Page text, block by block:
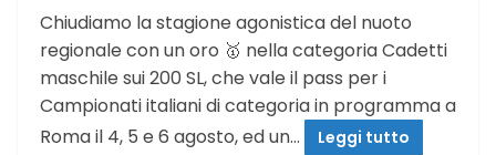
Chiudiamo la stagione agonistica del nuoto
regionale con un oro 🥇 nella categoria Cadetti
maschile sui 200 SL, che vale il pass per i
Campionati italiani di categoria in programma a
Roma il 4, 5 e 6 agosto, ed un…
Leggi tutto